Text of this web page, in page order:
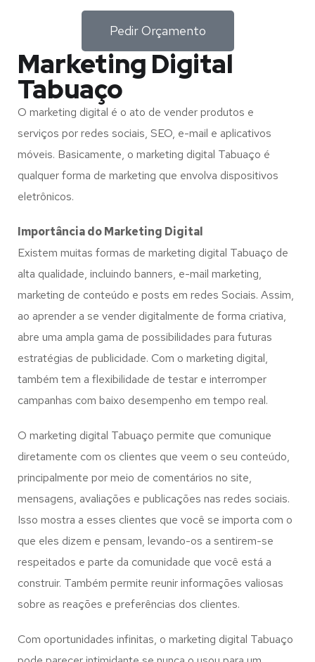
Pedir Orçamento
Marketing Digital
Tabuaço
O marketing digital é o ato de vender produtos e
serviços por redes sociais, SEO, e-mail e aplicativos
móveis. Basicamente, o marketing digital Tabuaço é
qualquer forma de marketing que envolva dispositivos
eletrônicos.
Importância do Marketing Digital
Existem muitas formas de marketing digital Tabuaço de
alta qualidade, incluindo banners, e-mail marketing,
marketing de conteúdo e posts em redes Sociais. Assim,
ao aprender a se vender digitalmente de forma criativa,
abre uma ampla gama de possibilidades para futuras
estratégias de publicidade. Com o marketing digital,
também tem a flexibilidade de testar e interromper
campanhas com baixo desempenho em tempo real.
O marketing digital Tabuaço permite que comunique
diretamente com os clientes que veem o seu conteúdo,
principalmente por meio de comentários no site,
mensagens, avaliações e publicações nas redes sociais.
Isso mostra a esses clientes que você se importa com o
que eles dizem e pensam, levando-os a sentirem-se
respeitados e parte da comunidade que você está a
construir. Também permite reunir informações valiosas
sobre as reações e preferências dos clientes.
Com oportunidades infinitas, o marketing digital Tabuaço